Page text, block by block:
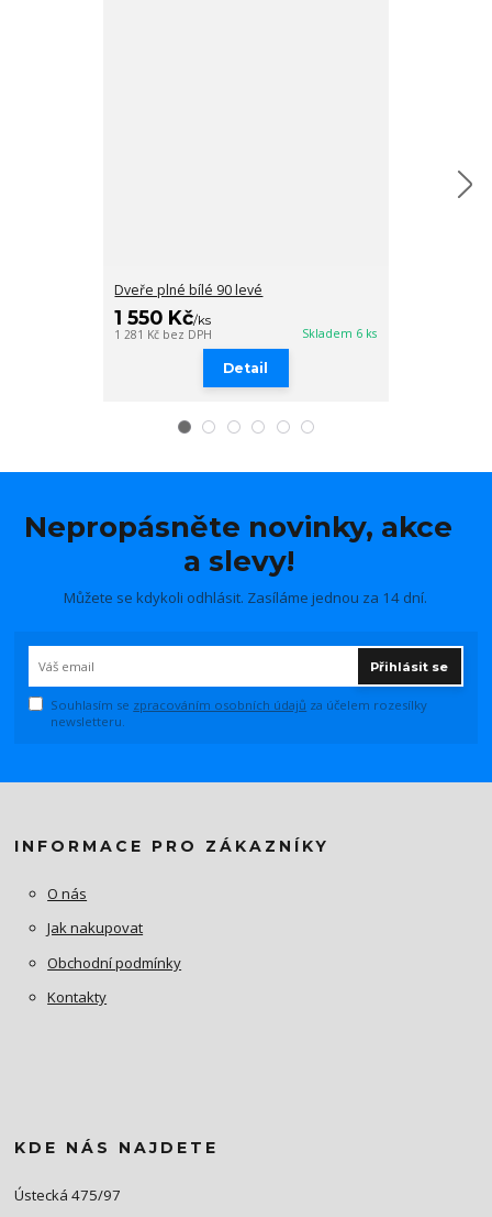
Dveře plné bílé 90 levé
1 550 Kč/ks
1 281 Kč bez DPH Skladem 6 ks
Detail
Nepropásněte novinky, akce
a slevy!
Můžete se kdykoli odhlásit. Zasíláme jednou za 14 dní.
Přihlásit se
Souhlasím se zpracováním osobních údajů za účelem rozesílky
newsletteru.
INFORMACE PRO ZÁKAZNÍKY
O nás
Jak nakupovat
Obchodní podmínky
Kontakty
KDE NÁS NAJDETE
Ústecká 475/97